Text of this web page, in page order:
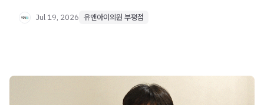
Jul 19, 2026 유앤아이의원 부평점